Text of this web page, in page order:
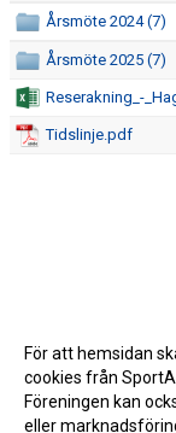
ÅRSHJUL
HAGA-SHOPPEN
BILDGALLERI
Årsmöte 2024 (7)
Årsmöte 2025 (7)
Reserakning_-
Tidslinje.pdf
För att hemsidan
cookies från
Föreningen kan
eller